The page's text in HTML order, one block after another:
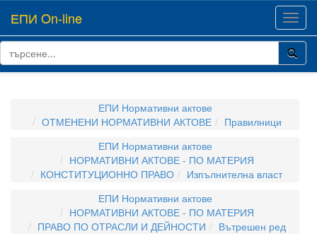
ЕПИ On-line
ЕПИ Нормативни актове
ОТМЕНЕНИ НОРМАТИВНИ АКТОВЕ
Правилници
ЕПИ Нормативни актове
НОРМАТИВНИ АКТОВЕ - ПО МАТЕРИЯ
КОНСТИТУЦИОННО ПРАВО
Изпълнителна власт
ЕПИ Нормативни актове
НОРМАТИВНИ АКТОВЕ - ПО МАТЕРИЯ
ПРАВО ПО ОТРАСЛИ И ДЕЙНОСТИ
Вътрешен ред